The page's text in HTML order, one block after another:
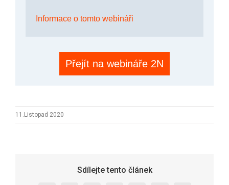
Informace o tomto webináři
Přejít na webináře 2N
11.Listopad 2020
Sdílejte tento článek